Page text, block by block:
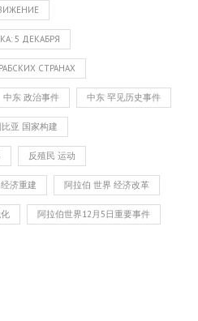
5 ДЕКАБРЯ
СТРАНАХ
中东 政治事件 中东 罕见历史事件
亚 国家构建
反殖民 运动
济重建 阿拉伯 世界 经济改革
阿拉伯世界12月5日重要事件